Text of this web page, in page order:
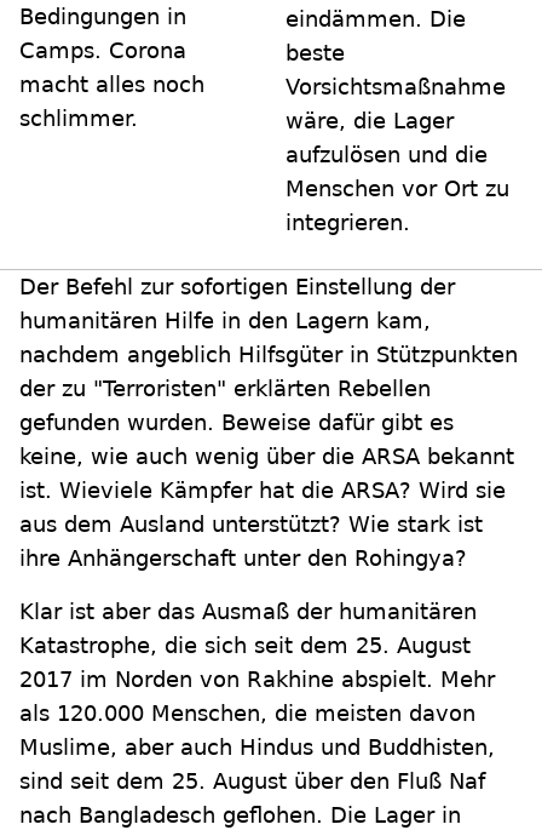
Bedingungen in
Camps. Corona
macht alles noch
schlimmer.
eindämmen. Die
beste
Vorsichtsmaßnahme
wäre, die Lager
aufzulösen und die
Menschen vor Ort zu
integrieren.
Der Befehl zur sofortigen Einstellung der
humanitären Hilfe in den Lagern kam,
nachdem angeblich Hilfsgüter in Stützpunkten
der zu "Terroristen" erklärten Rebellen
gefunden wurden. Beweise dafür gibt es
keine, wie auch wenig über die ARSA bekannt
ist. Wieviele Kämpfer hat die ARSA? Wird sie
aus dem Ausland unterstützt? Wie stark ist
ihre Anhängerschaft unter den Rohingya?
Klar ist aber das Ausmaß der humanitären
Katastrophe, die sich seit dem 25. August
2017 im Norden von Rakhine abspielt. Mehr
als 120.000 Menschen, die meisten davon
Muslime, aber auch Hindus und Buddhisten,
sind seit dem 25. August über den Fluß Naf
nach Bangladesch geflohen. Die Lager in